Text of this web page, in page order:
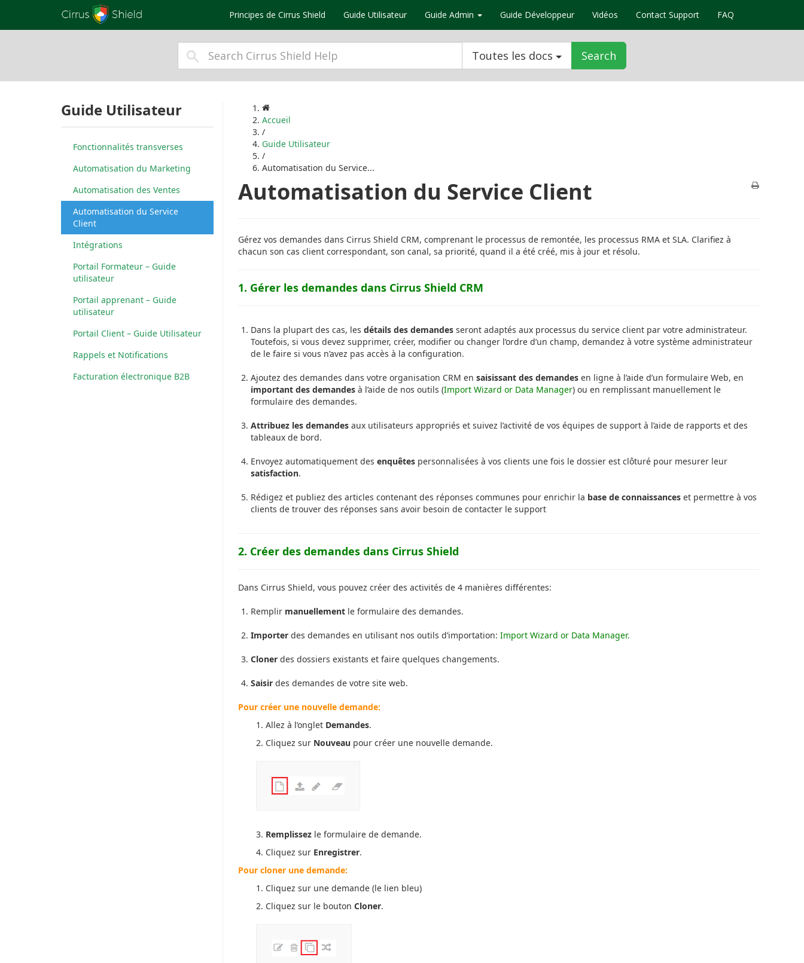
Principes de Cirrus Shield Guide Utilisateur Guide Admin Guide Développeur Vidéos Contact Support FAQ
Toutes les docs Search
Guide Utilisateur
Fonctionnalités transverses
Automatisation du Marketing
Automatisation des Ventes
Automatisation du Service
Client
Intégrations
Portail Formateur – Guide
utilisateur
Portail apprenant – Guide
utilisateur
Portail Client – Guide Utilisateur
Rappels et Notifications
Facturation électronique B2B
Accueil
/
Guide Utilisateur
/
Automatisation du Service...
Automatisation du Service Client
Gérez vos demandes dans Cirrus Shield CRM, comprenant le processus de remontée, les processus RMA et SLA. Clarifiez à
chacun son cas client correspondant, son canal, sa priorité, quand il a été créé, mis à jour et résolu.
1. Gérer les demandes dans Cirrus Shield CRM
Dans la plupart des cas, les détails des demandes seront adaptés aux processus du service client par votre administrateur.
Toutefois, si vous devez supprimer, créer, modifier ou changer l’ordre d’un champ, demandez à votre système administrateur
de le faire si vous n’avez pas accès à la configuration.
Ajoutez des demandes dans votre organisation CRM en saisissant des demandes en ligne à l’aide d’un formulaire Web, en
important des demandes à l’aide de nos outils (Import Wizard or Data Manager) ou en remplissant manuellement le
formulaire des demandes.
Attribuez les demandes aux utilisateurs appropriés et suivez l’activité de vos équipes de support à l’aide de rapports et des
tableaux de bord.
Envoyez automatiquement des enquêtes personnalisées à vos clients une fois le dossier est clôturé pour mesurer leur
satisfaction.
Rédigez et publiez des articles contenant des réponses communes pour enrichir la base de connaissances et permettre à vos
clients de trouver des réponses sans avoir besoin de contacter le support
2. Créer des demandes dans Cirrus Shield
Dans Cirrus Shield, vous pouvez créer des activités de 4 manières différentes:
Remplir manuellement le formulaire des demandes.
Importer des demandes en utilisant nos outils d’importation: Import Wizard or Data Manager.
Cloner des dossiers existants et faire quelques changements.
Saisir des demandes de votre site web.
Pour créer une nouvelle demande:
1. Allez à l’onglet Demandes.
2. Cliquez sur Nouveau pour créer une nouvelle demande.
3. Remplissez le formulaire de demande.
4. Cliquez sur Enregistrer.
Pour cloner une demande:
1. Cliquez sur une demande (le lien bleu)
2. Cliquez sur le bouton Cloner.